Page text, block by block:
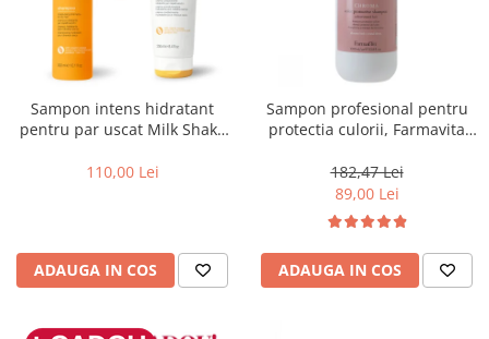
Sampon intens hidratant
pentru par uscat Milk Shake
110,00 Lei
ADAUGA IN COS
Sampon profesional pentru
protectia culorii, Farmavita
182,47 Lei
89,00 Lei
ADAUGA IN COS